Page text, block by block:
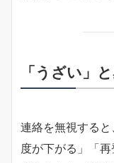
「うざい」
連絡を無視する
度が下がる」「